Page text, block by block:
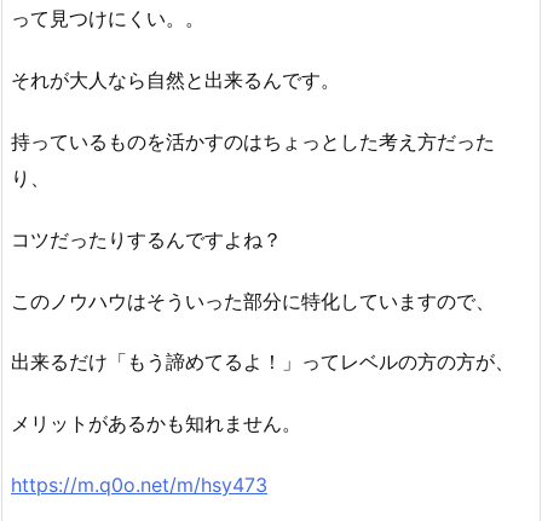
って見つけにくい。。
それが大人なら自然と出来るんです。
持っているものを活かすのはちょっとした考え方だった
り、
コツだったりするんですよね？
このノウハウはそういった部分に特化していますので、
出来るだけ「もう諦めてるよ！」ってレベルの方の方が、
メリットがあるかも知れません。
https://m.q0o.net/m/hsy473